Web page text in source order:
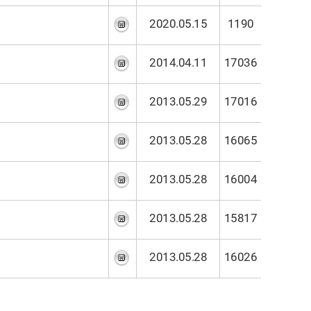
2020.05.15 1190
2014.04.11 17036
2013.05.29 17016
2013.05.28 16065
2013.05.28 16004
2013.05.28 15817
2013.05.28 16026